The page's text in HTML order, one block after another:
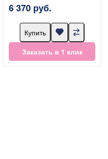
6 370 руб.
Купить
Заказать в 1 клик